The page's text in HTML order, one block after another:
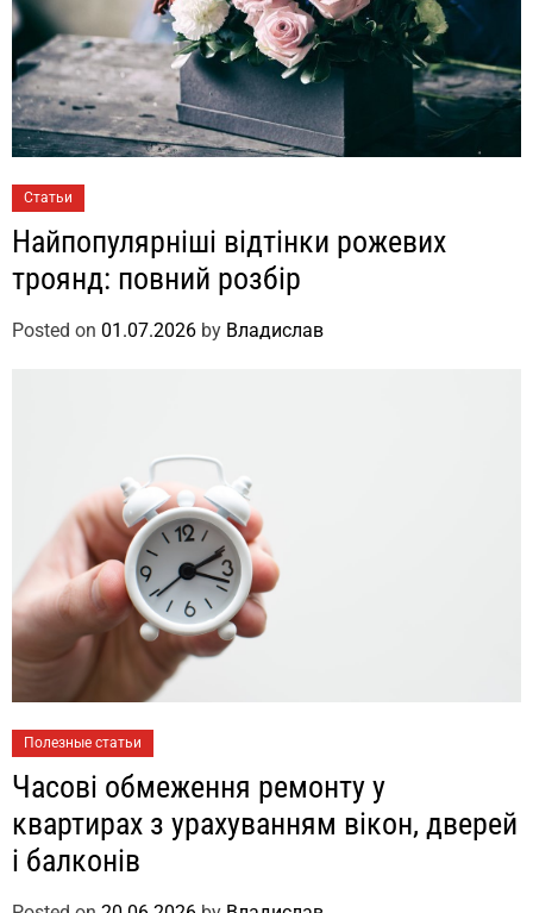
Статьи
Найпопулярніші відтінки рожевих
троянд: повний розбір
Posted on 01.07.2026 by Владислав
Полезные статьи
Часові обмеження ремонту у
квартирах з урахуванням вікон, дверей
і балконів